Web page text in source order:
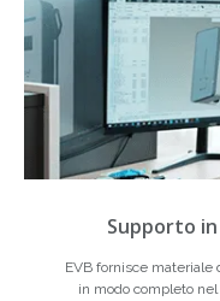
Supporto
EVB fornisce
in modo completo